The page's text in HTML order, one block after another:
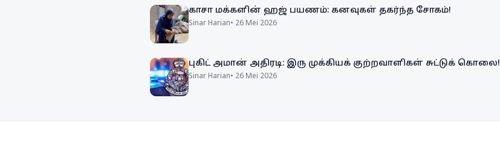
காசா மக்களின் ஹஜ் பயணம்: கனவுகள் தகர்ந்த சோகம்!
Sinar Harian• 26 Mei 2026
புகிட் அமான் அதிரடி: இரு முக்கியக் குற்றவாளிகள் சுட்டுக் கொலை!
Sinar Harian• 26 Mei 2026